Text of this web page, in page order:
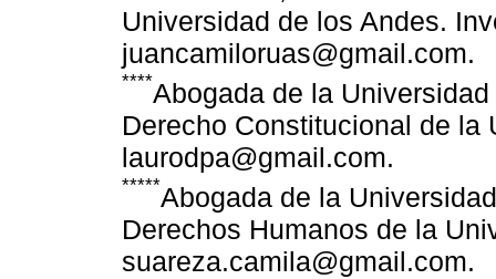
Universidad de los Andes.
juancamiloruas@gmail.com.
****Abogada de la
Derecho Constitucional de la
laurodpa@gmail.com.
*****Abogada de la
Derechos Humanos de la
suareza.camila@gmail.com.